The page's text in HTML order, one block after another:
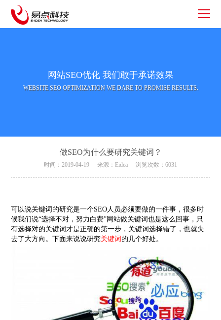
网站SEO优化 我们敢于承诺效果
WEBSITE SEO OPTIMIZATION WE DARE TO PROMISE RESULTS.
做SEO为什么要研究关键词？
时间：2019-04-19 来源：Eidea 浏览次数：6031
可以说关键词的研究是一个SEO人员必须要做的一件事，很多时
候我们说“选择不对，努力白费”网站做关键词也是这么回事，只
有选择对的关键词才是正确的第一步，关键词选择错了，也就失
去了大方向。下面来说说研究关键词 的几个好处。